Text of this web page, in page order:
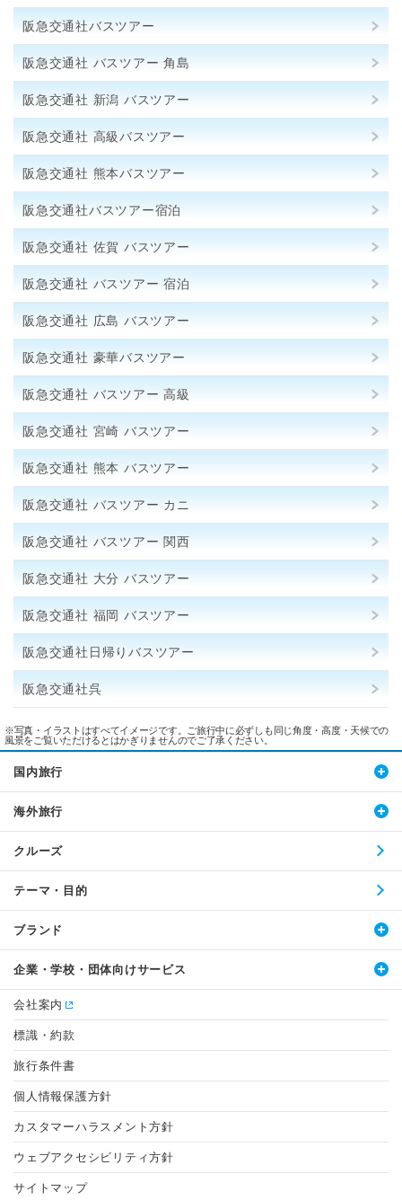
阪急交通社バスツアー
阪急交通社 バスツアー 角島
阪急交通社 新潟 バスツアー
阪急交通社 高級バスツアー
阪急交通社 熊本バスツアー
阪急交通社バスツアー宿泊
阪急交通社 佐賀 バスツアー
阪急交通社 バスツアー 宿泊
阪急交通社 広島 バスツアー
阪急交通社 豪華バスツアー
阪急交通社 バスツアー 高級
阪急交通社 宮崎 バスツアー
阪急交通社 熊本 バスツアー
阪急交通社 バスツアー カニ
阪急交通社 バスツアー 関西
阪急交通社 大分 バスツアー
阪急交通社 福岡 バスツアー
阪急交通社日帰りバスツアー
阪急交通社呉
※写真・イラストはすべてイメージです。ご旅行中に必ずしも同じ角度・高度・天候での
風景をご覧いただけるとはかぎりませんのでご了承ください。
国内旅行
海外旅行
クルーズ
テーマ・目的
ブランド
企業・学校・団体向けサービス
会社案内
標識・約款
旅行条件書
個人情報保護方針
カスタマーハラスメント方針
ウェブアクセシビリティ方針
サイトマップ